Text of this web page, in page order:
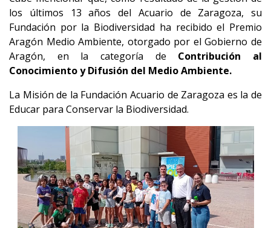
los últimos 13 años del Acuario de Zaragoza, su
Fundación por la Biodiversidad ha recibido el Premio
Aragón Medio Ambiente, otorgado por el Gobierno de
Aragón, en la categoría de Contribución al
Conocimiento y Difusión del Medio Ambiente.
La Misión de la Fundación Acuario de Zaragoza es la de
Educar para Conservar la Biodiversidad.